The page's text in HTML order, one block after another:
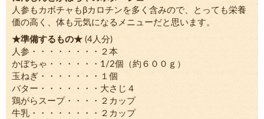
人参もカボチャもβカロチンを多く含みので、とっても栄養
価の高く、体も元気になるメニューだと思います。
★準備するもの★ (4人分)
人参・・・・・・・・２本
かぼちゃ・・・・・・1/2個（約６００ｇ）
玉ねぎ・・・・・・・１個
バター・・・・・・・大さじ４
鶏がらスープ・・・・２カップ
牛乳・・・・・・・・２カップ